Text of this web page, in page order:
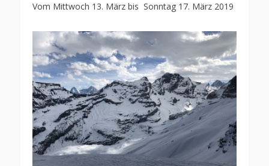
Vom Mittwoch 13. März bis Sonntag 17. März 2019